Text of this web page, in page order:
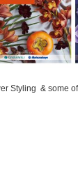
Styling & some of